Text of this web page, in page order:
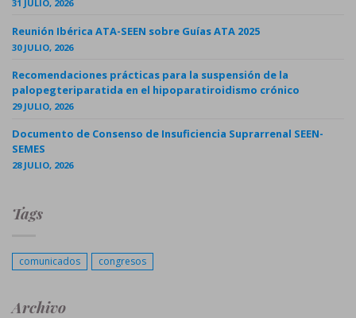
31 JULIO, 2026
Reunión Ibérica ATA-SEEN sobre Guías ATA 2025
30 JULIO, 2026
Recomendaciones prácticas para la suspensión de la
palopegteriparatida en el hipoparatiroidismo crónico
29 JULIO, 2026
Documento de Consenso de Insuficiencia Suprarrenal SEEN-
SEMES
28 JULIO, 2026
Tags
comunicados congresos
Archivo